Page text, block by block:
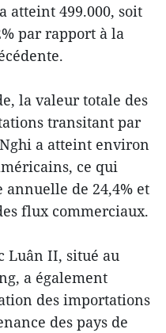
atteint 499.000, soit
par rapport à la
la valeur totale des
transitant par
a atteint environ
ce qui
annuelle de 24,4% et
flux commerciaux.
Luân II, situé au
a également
des importations
des pays de